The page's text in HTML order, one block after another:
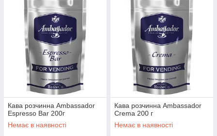
Кава розчинна Ambassador
Espresso Bar 200г
Немає в наявності
Кава розчинна Ambassador
Crema 200 г
Немає в наявності